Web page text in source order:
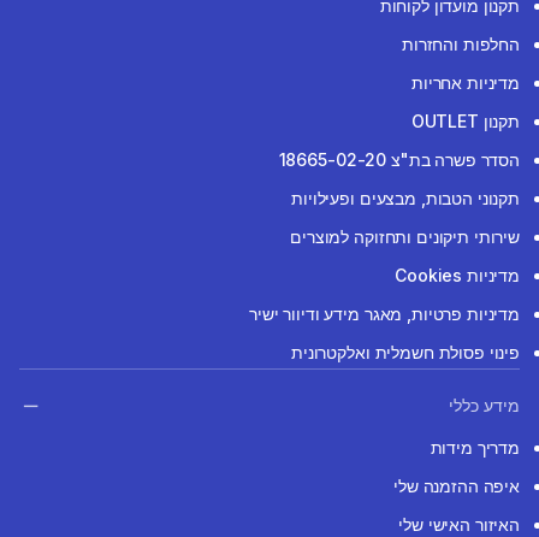
תקנון מועדון לקוחות
החלפות והחזרות
מדיניות אחריות
תקנון OUTLET
הסדר פשרה בת"צ 18665-02-20
תקנוני הטבות, מבצעים ופעילויות
שירותי תיקונים ותחזוקה למוצרים
מדיניות Cookies
מדיניות פרטיות, מאגר מידע ודיוור ישיר
פינוי פסולת חשמלית ואלקטרונית
מידע כללי
מדריך מידות
איפה ההזמנה שלי
האיזור האישי שלי